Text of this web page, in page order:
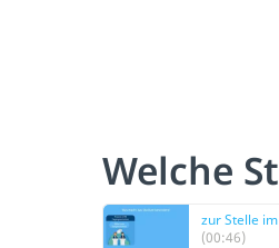
Welche
zur Stelle
(00:46)